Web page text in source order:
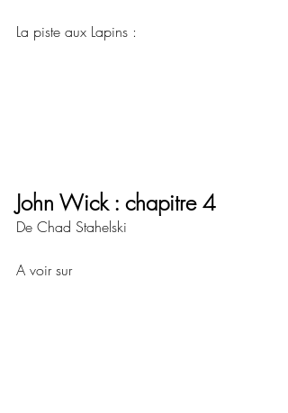
La piste aux Lapins :
John Wick : chapitre 4
De Chad Stahelski
A voir sur